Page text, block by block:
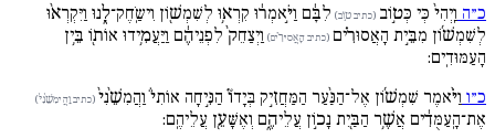
כ״ה וַֽיְהִי֙ כְּי כְּט֣וֹב (כתיב ט֣וֹב) לִבָּ֔ם וַיֹּ֣אמְר֔וּ קִרְא֥וּ לְשִׁמְשׁ֖וֹן וִישַֹֽחֶק־לָ֑נוּ וַיִּקְרְא֨וּ
לְשִׁמְשׁ֜וֹן מִבֵּ֣ית הָאֲסוּרִ֗ים (כתיב הָאֲסיּרִ֗ים) וַיְצַחֵק֙ לִפְנֵיהֶ֔ם וַיַּעֲמִ֥ידוּ אוֹת֖וֹ בֵּ֥ין
הָעַמּוּדִֽים:
כ״ו וַיֹּ֨אמֶר שִׁמְשׁ֜וֹן אֶל־הַנַּ֨עַר הַמַּחֲזִ֣יק בְּיָדוֹ֘ הַנִּ֣יחָה אוֹתִי֒ וַהֲמִשֵׁ֙נִי֙ (כתיב וַהֲימִשֵׁ֙נִי֙)
אֶת־הָֽעַמֻּדִ֔ים אֲשֶׁ֥ר הַבַּ֖יִת נָכ֣וֹן עֲלֵיהֶ֑ם וְאֶשָּׁעֵ֖ן עֲלֵיהֶֽם: